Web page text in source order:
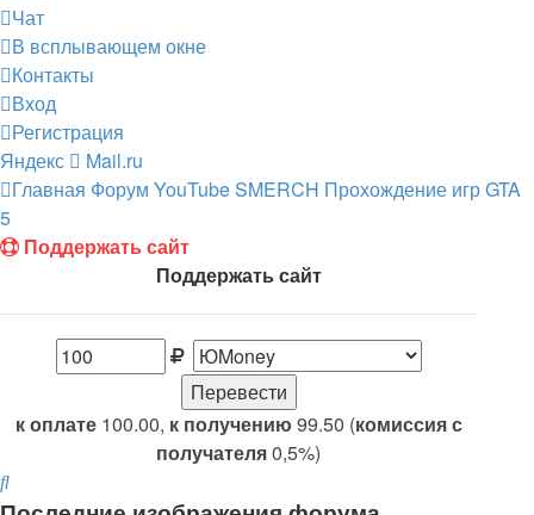
Чат
В всплывающем окне
Контакты
Вход
Регистрация
Яндекс
Mail.ru
Главная Форум YouTube SMERCH Прохождение игрGTA
5
Поддержать сайт
Поддержать сайт
к оплате100.00, к получению 99.50 (комиссия с
получателя0,5%)
Поиск